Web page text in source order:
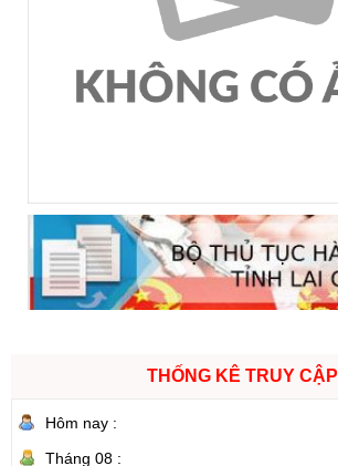
THỐNG KÊ TRUY CẬP
Hôm nay :
Tháng 08 :